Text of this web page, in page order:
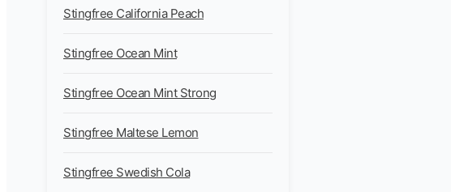
Stingfree California Peach
Stingfree Ocean Mint
Stingfree Ocean Mint Strong
Stingfree Maltese Lemon
Stingfree Swedish Cola